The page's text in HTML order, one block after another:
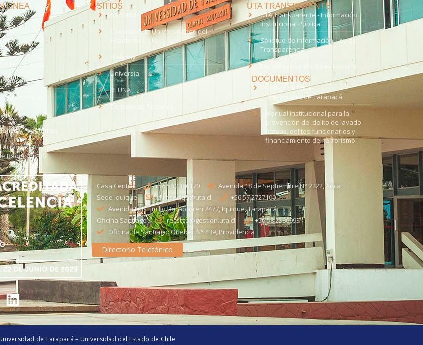
LÍNEA
FM en Arica
y Programas
Solar -
Radiación UV
SITIOS
Santander
Consorcio de Universidades del
Estado de Chile
Webpay
Universia
REUNA
UTA TRANSPARENTE
UTA Transparente - Información
Institucional Pública.
Solicitud de Información, Ley de
Transparencia
Ley del Lobby (En Actualización)
DOCUMENTOS
Código de Ética
Universidad de Tarapacá
Manual institucional para la
prevención del delito de lavado
activos, delitos funcionarios y
financiamiento del terrorismo
Casa Central +56 58 2386170
Avenida 18 de Septiembre N° 2222, Arica
Sede Iquique
direseciqq@uta.cl
+56 57 2727100​
Avenida Luis Emilio Recabarren 2477, Iquique, Tarapacá
Oficina Santiago
recstgo@gestion.uta.cl
+56 58 2386093
Oficina de Santiago: Quebec N° 439, Providencia
Directorio Telefónico
de Tarapacá – Universidad del Estado de Chile